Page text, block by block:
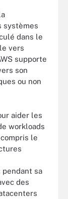
systèmes
dans le
vers
supporte
son
ou non
aider les
workloads
le
pendant sa
des